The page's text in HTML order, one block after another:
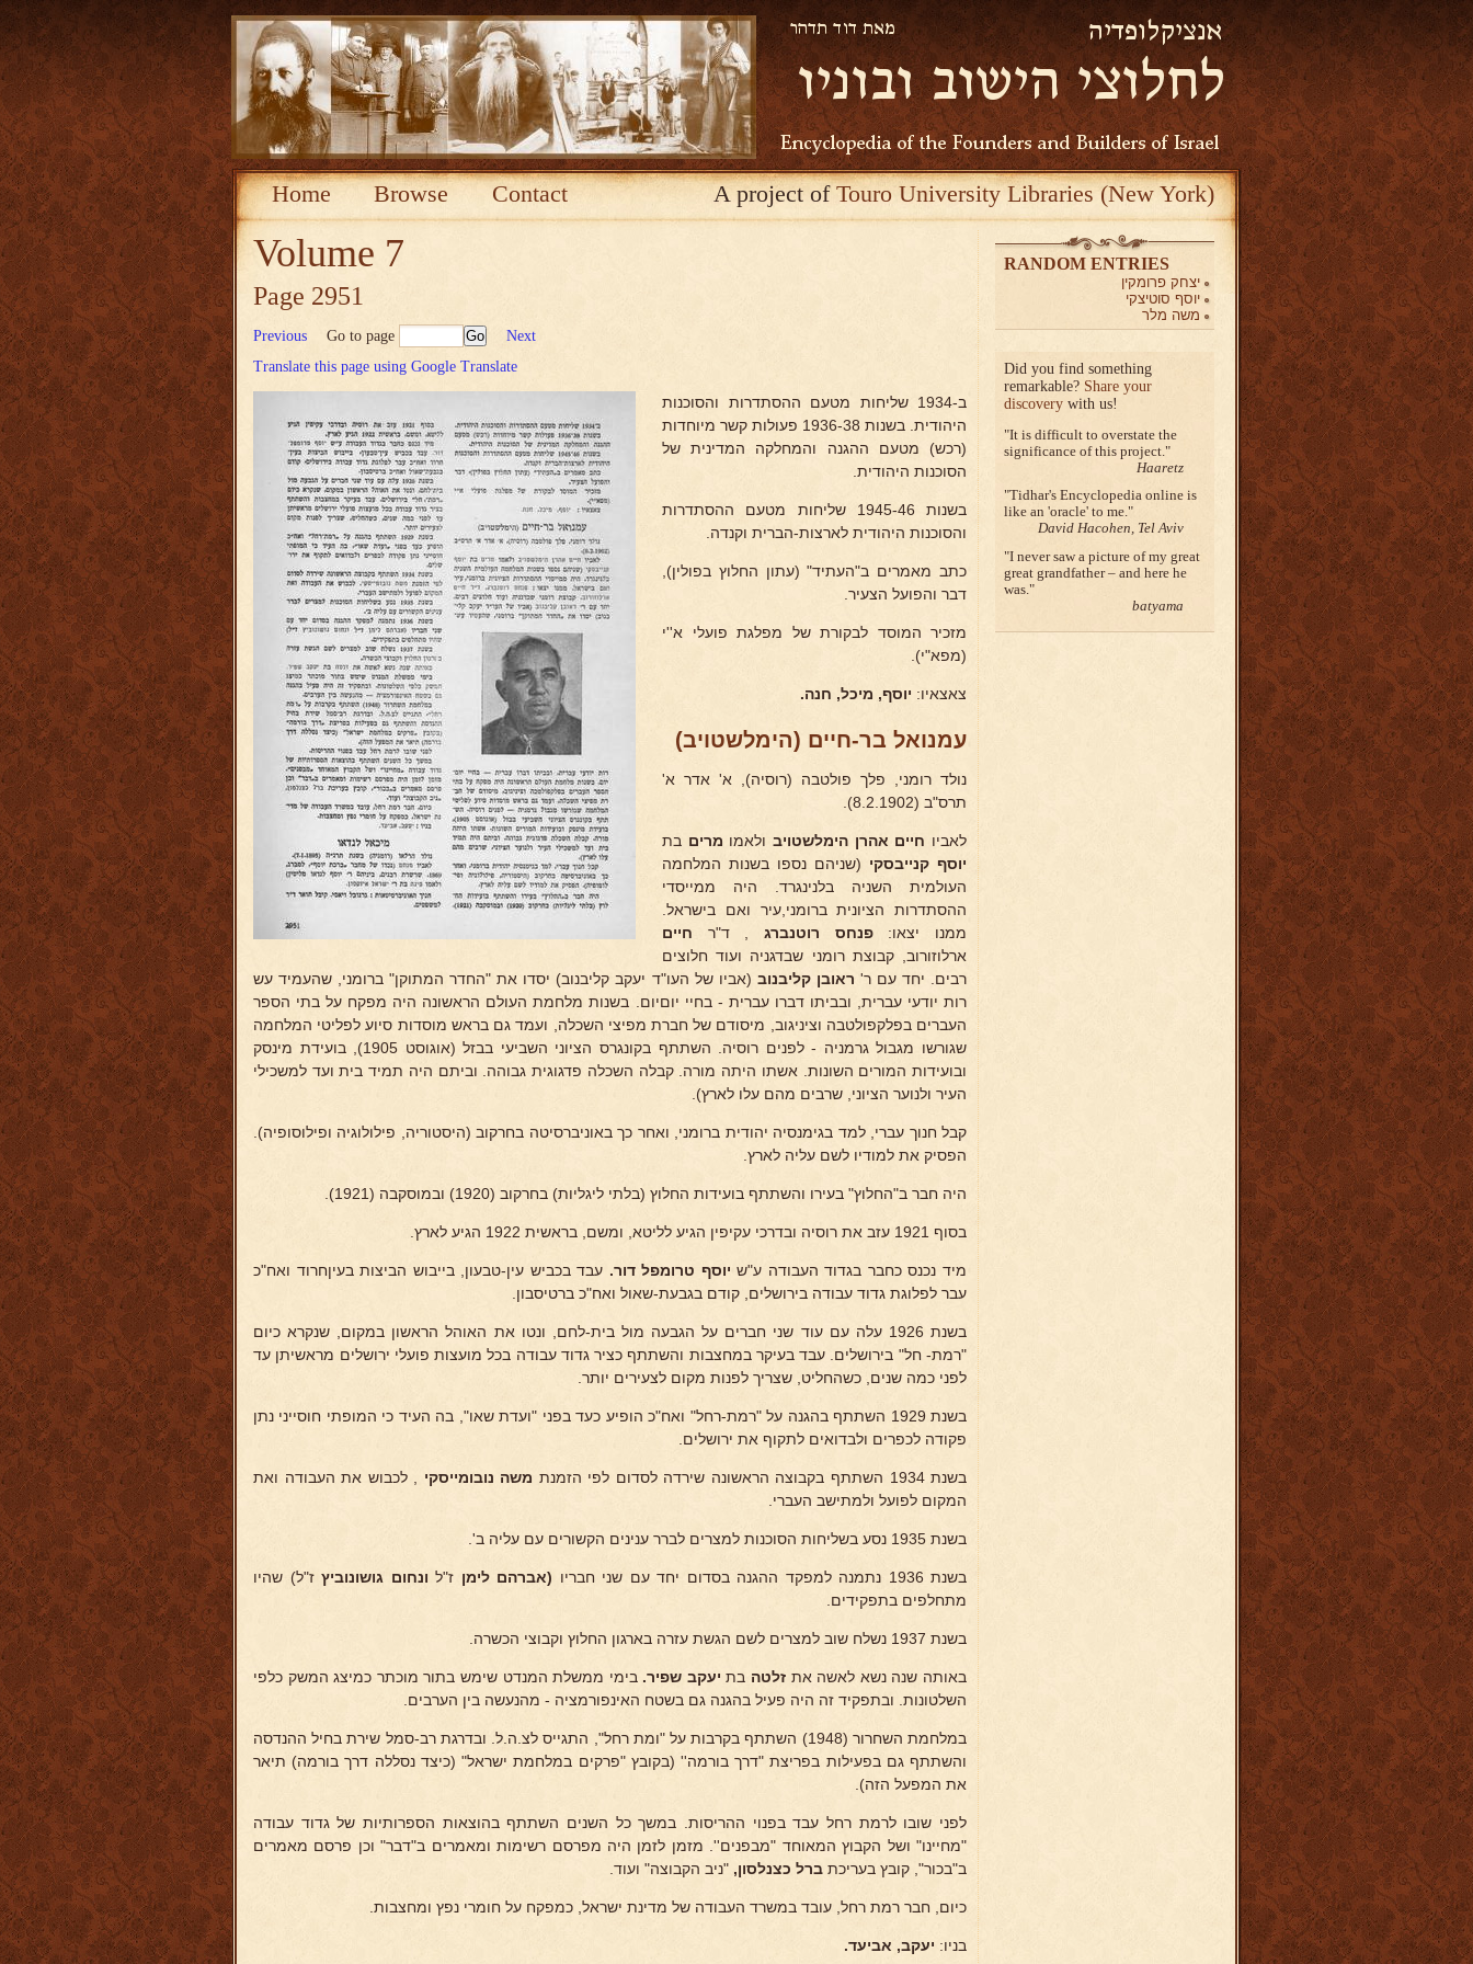
Home Browse Contact A project ofTouro University Libraries (New York)
Volume 7
Page 2951
Previous Go to page
Next
Translate this page using Google Translate
ב-1934 שליחות מטעם ההסתדרות והסוכנות
היהודית. בשנות 1936-38 פעולות קשר מיוחדות
(רכש) מטעם ההגנה והמחלקה המדינית של
הסוכנות היהודית.
בשנות 1945-46 שליחות מטעם ההסתדרות
והסוכנות היהודית לארצות-הברית וקנדה.
כתב מאמרים ב"העתיד" (עתון החלוץ בפולין),
דבר והפועל הצעיר.
מזכיר המוסד לבקורת של מפלגת פועלי א''י
(מפא"י).
צאצאיו: יוסף, מיכל, חנה.
עמנואל בר-חיים (הימלשטויב)
נולד רומני, פלך פולטבה (רוסיה), א' אדר א'
תרס"ב (8.2.1902).
לאביו חיים אהרן הימלשטויבולאמו מרים בת
יוסף קנייבסקי (שניהם נספו בשנות המלחמה
העולמית השניה בלנינגרד. היה ממייסדי
ההסתדרות הציונית ברומני,עיר ואם בישראל.
ממנו יצאו: פנחס רוטנברג, ד"ר חיים
ארלוזורוב, קבוצת רומני שבדגניה ועוד חלוצים
רבים. יחד עם ר' ראובן קליבנוב (אביו של העו"ד יעקב קליבנוב) יסדו את "החדר המתוקן" ברומני, שהעמיד עש
רות יודעי עברית, ובביתו דברו עברית - בחיי יוםיום. בשנות מלחמת העולם הראשונה היה מפקח על בתי הספר
העברים בפלקפולטבה וציניגוב, מיסודם של חברת מפיצי השכלה, ועמד גם בראש מוסדות סיוע לפליטי המלחמה
שגורשו מגבול גרמניה - לפנים רוסיה. השתתף בקונגרס הציוני השביעי בבזל (אוגוסט 1905), בועידת מינסק
ובועידות המורים השונות. אשתו היתה מורה. קבלה השכלה פדגוגית גבוהה. וביתם היה תמיד בית ועד למשכילי
העיר ולנוער הציוני, שרבים מהם עלו לארץ).
קבל חנוך עברי, למד בגימנסיה יהודית ברומני, ואחר כך באוניברסיטה בחרקוב (היסטוריה, פילולוגיה ופילוסופיה).
הפסיק את למודיו לשם עליה לארץ.
היה חבר ב"החלוץ" בעירו והשתתף בועידות החלוץ (בלתי ליגליות) בחרקוב (1920) ובמוסקבה (1921).
בסוף 1921 עזב את רוסיה ובדרכי עקיפין הגיע לליטא, ומשם, בראשית 1922 הגיע לארץ.
מיד נכנס כחבר בגדוד העבודה ע"שיוסף טרומפל דור. עבד בכביש עין-טבעון, בייבוש הביצות בעיןחרוד ואח"כ
עבר לפלוגת גדוד עבודה בירושלים, קודם בגבעת-שאול ואח"כ ברטיסבון.
בשנת 1926 עלה עם עוד שני חברים על הגבעה מול בית-לחם, ונטו את האוהל הראשון במקום, שנקרא כיום
"רמת- חל" בירושלים. עבד בעיקר במחצבות והשתתף כציר גדוד עבודה בכל מועצות פועלי ירושלים מראשיתן עד
לפני כמה שנים, כשהחליט, שצריך לפנות מקום לצעירים יותר.
בשנת 1929 השתתף בהגנה על "רמת-רחל" ואח"כ הופיע כעד בפני "ועדת שאו", בה העיד כי המופתי חוסייני נתן
פקודה לכפרים ולבדואים לתקוף את ירושלים.
בשנת 1934 השתתף בקבוצה הראשונה שירדה לסדום לפי הזמנת משה נובומייסקי , לכבוש את העבודה ואת
המקום לפועל ולמתישב העברי.
בשנת 1935 נסע בשליחות הסוכנות למצרים לברר ענינים הקשורים עם עליה ב'.
בשנת 1936 נתמנה למפקד ההגנה בסדום יחד עם שני חבריו (אברהם לימן ז"ל ונחום גושונוביץ ז"ל) שהיו
מתחלפים בתפקידים.
בשנת 1937 נשלח שוב למצרים לשם הגשת עזרה בארגון החלוץ וקבוצי הכשרה.
באותה שנה נשא לאשה את זלטה בת יעקב שפיר. בימי ממשלת המנדט שימש בתור מוכתר כמיצג המשק כלפי
השלטונות. ובתפקיד זה היה פעיל בהגנה גם בשטח האינפורמציה - מהנעשה בין הערבים.
במלחמת השחרור (1948) השתתף בקרבות על "ומת רחל", התגייס לצ.ה.ל. ובדרגת רב-סמל שירת בחיל ההנדסה
והשתתף גם בפעילות בפריצת "דרך בורמה'' (בקובץ "פרקים במלחמת ישראל" (כיצד נסללה דרך בורמה) תיאר
את המפעל הזה).
לפני שובו לרמת רחל עבד בפנוי ההריסות. במשך כל השנים השתתף בהוצאות הספרותיות של גדוד עבודה
"מחיינו" ושל הקבוץ המאוחד "מבפנים''. מזמן לזמן היה מפרסם רשימות ומאמרים ב"דבר" וכן פרסם מאמרים
ב"בכור", קובץ בעריכת ברל כצנלסון, "ניב הקבוצה" ועוד.
כיום, חבר רמת רחל, עובד במשרד העבודה של מדינת ישראל, כמפקח על חומרי נפץ ומחצבות.
בניו: יעקב, אביעד.
RANDOM ENTRIES
יצחק פרומקין
יוסף סוטיצקי
משה מלר
Did you find something
remarkable? Share your
discovery with us!
It is difficult to overstate the
significance of this project.
Haaretz
Tidhar's Encyclopedia online is
like an 'oracle' to me.
David Hacohen, Tel Aviv
I never saw a picture of my great
great grandfather – and here he
was.
batyama